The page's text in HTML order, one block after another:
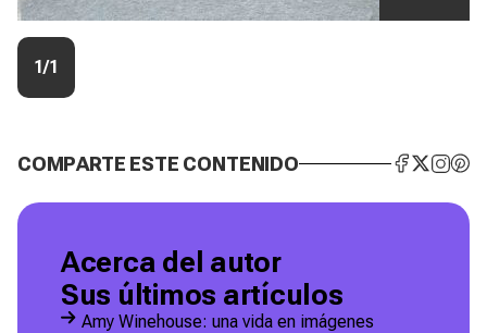
1/1
COMPARTE ESTE CONTENIDO
Acerca del autor
Sus últimos artículos
Amy Winehouse: una vida en imágenes